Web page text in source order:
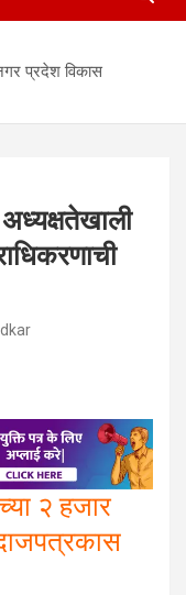
प्रदेश विकास
२ हजार